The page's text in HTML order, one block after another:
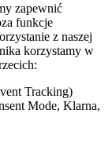
zapewnić
funkcje
z naszej
korzystamy w
Tracking)
Mode, Klarna,